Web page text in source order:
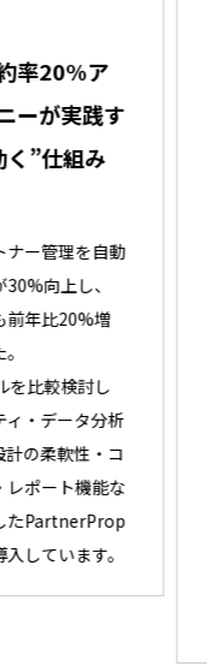
20%ア
実践す
仕組み
管理を自動
向上し、
比20%増
較検討し
データ分析
柔軟性・コ
ート機能な
ています。